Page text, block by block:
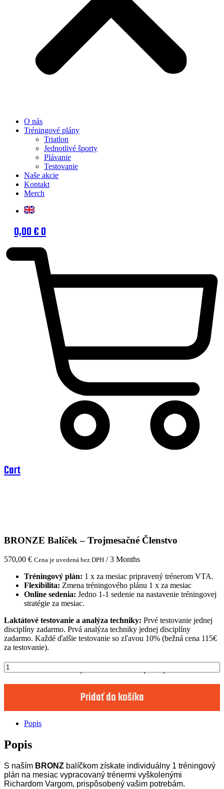
O nás
Tréningové plány
Triatlon
Jednotlivé športy
Plávanie
Testovanie
Naše akcie
Kontakt
Merch
0,00€0
Cart
BRONZE Balíček – Trojmesačné Členstvo
570,00 € Cena je uvedená bez DPH / 3 Months
Tréningový plán: 1 x za mesiac pripravený trénerom VTA.
Flexibilita: Zmena tréningového plánu 1 x za mesiac
Online sedenia: Jedno 1-1 sedenie na nastavenie tréningovej
stratégie za mesiac.
Laktátové testovanie a analýza techniky: Prvé testovanie jednej
disciplíny zadarmo. Prvá analýza techniky jednej disciplíny
zadarmo. Každé ďalšie testovanie so zľavou 10% (bežná cena 115€
za testovanie).
BRONZE Balíček - Trojmesačné Členstvo quantity
Pridať do košíka
Popis
Popis
S naším BRONZ balíčkom získate individuálny 1 tréningový
plán na mesiac vypracovaný trénermi vyškolenými
Richardom Vargom, prispôsobený vašim potrebám.